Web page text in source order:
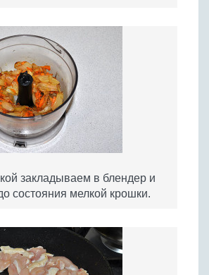
закладываем в блендер и
состояния мелкой крошки.